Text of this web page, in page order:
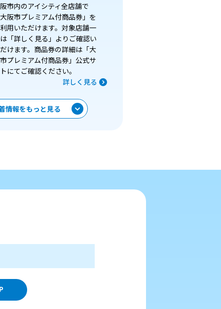
市内のアイシティ全店舗で
阪市プレミアム付商品券」を
用いただけます。対象店舗一
「詳しく見る」よりご確認い
けます。商品券の詳細は「大
プレミアム付商品券」公式サ
にてご確認ください。
詳しく見る
情報をもっと見る